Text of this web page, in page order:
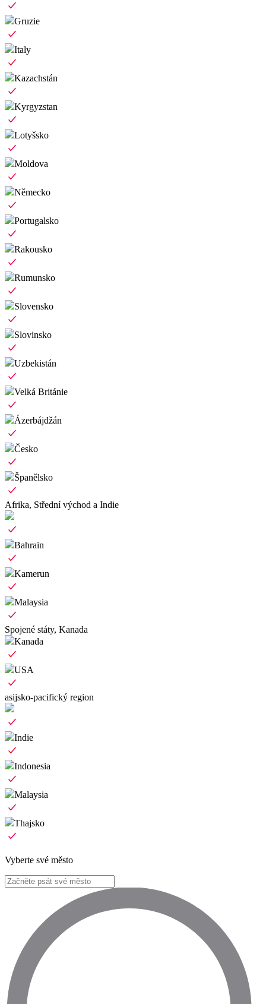
Gruzie
Italy
Kazachstán
Kyrgyzstan
Lotyšsko
Moldova
Německo
Portugalsko
Rakousko
Rumunsko
Slovensko
Slovinsko
Uzbekistán
Velká Británie
Ázerbájdžán
Česko
Španělsko
Afrika, Střední východ a Indie
Bahrain
Kamerun
Malaysia
Spojené státy, Kanada
Kanada
USA
asijsko-pacifický region
Indie
Indonesia
Malaysia
Thajsko
Vyberte své město